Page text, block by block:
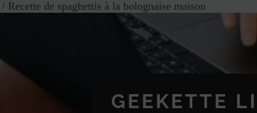
/ Recette de spaghettis à la bolognaise maison
GEEKETTE